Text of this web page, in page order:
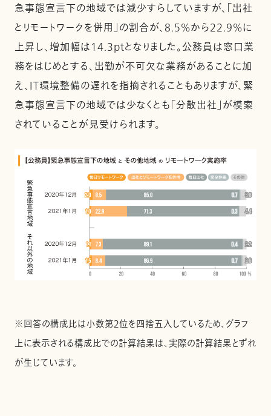
急事態宣言下の地域では減少すらしていますが、「出社
とリモートワークを併用」の割合が、8.5%から22.9%に
上昇し、増加幅は14.3ptとなりました。公務員は窓口業
務をはじめとする、出勤が不可欠な業務があることに加
え、IT環境整備の遅れを指摘されることもありますが、緊
急事態宣言下の地域では少なくとも「分散出社」が模索
されていることが見受けられます。
※回答の構成比は小数第２位を四捨五入しているため、グラフ
上に表示される構成比での計算結果は、実際の計算結果とずれ
が生じています。